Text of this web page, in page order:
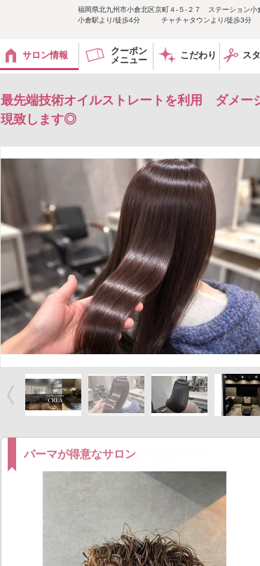
福岡県北九州市小倉北区京町４-５-２７ ステーション小
小倉駅より/徒歩4分 チャチャタウンより/徒歩3分
サロン情報
クーポン
メニュー
こだわり ス
最先端技術オイルストレートを利用 ダメー
現致します◎
パーマが得意なサロン
縮毛矯正・ストレートが得意なサロン